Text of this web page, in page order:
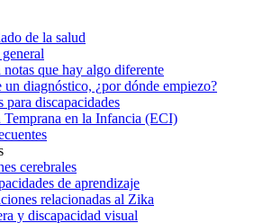
de la salud
notas que hay algo diferente
diagnóstico, ¿por dónde empiezo?
para discapacidades
en la Infancia (ECI)
cerebrales
de aprendizaje
relacionadas al Zika
y discapacidad visual